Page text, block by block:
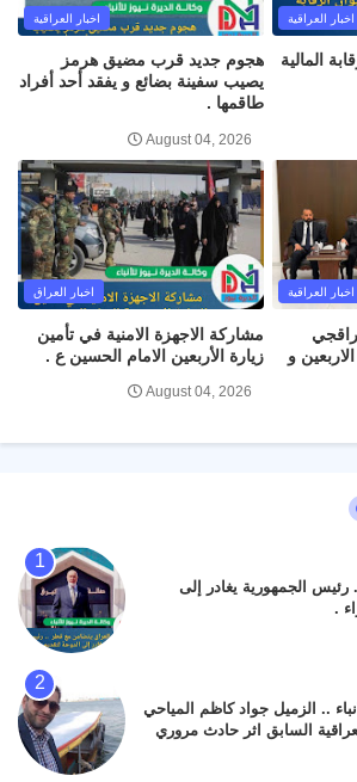
اخبار العراقية
المالية
اخبار العراقية
هجوم جديد قرب مضيق هرمز
يصيب سفينة بضائع و يفقد أحد أفراد
طاقمها .
August 04, 2026
اخبار العراقية
و
اخبار العراق
مشاركة الاجهزة الامنية في تأمين
زيارة الأربعين الامام الحسين ع .
August 04, 2026
الجمهورية يغادر إلى
.
.. الزميل جواد كاظم المياحي
السابق اثر حادث مروري
الاثنين على الطريق